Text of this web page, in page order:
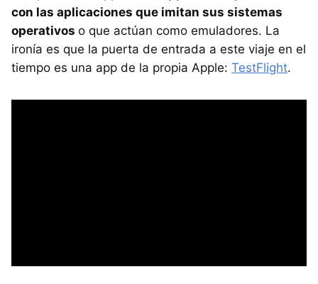
con las aplicaciones que imitan sus sistemas
operativos o que actúan como emuladores. La
ironía es que la puerta de entrada a este viaje en el
tiempo es una app de la propia Apple: TestFlight.